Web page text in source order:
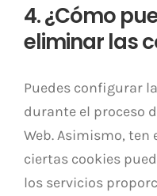
4. ¿Cómo
eliminar las
Puedes configurar
durante el proceso
Web. Asimismo,
ciertas cookies
los servicios